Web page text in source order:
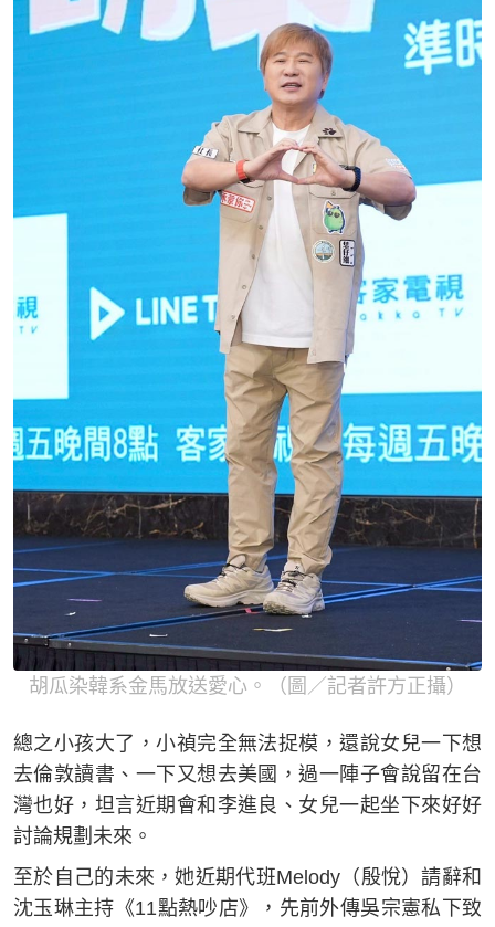
胡瓜染韓系金馬放送愛心。（圖／記者許方正攝）
總之小孩大了，小禎完全無法捉模，還說女兒一下想
去倫敦讀書、一下又想去美國，過一陣子會說留在台
灣也好，坦言近期會和李進良、女兒一起坐下來好好
討論規劃未來。
至於自己的未來，她近期代班Melody（殷悅）請辭和
沈玉琳主持《11點熱吵店》，先前外傳吳宗憲私下致